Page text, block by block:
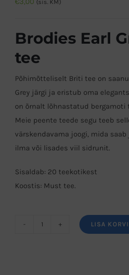
(sis. KM)
Brodies Earl
tee
Põhimõtteliselt Briti tee on
Grey järgi ja eristub oma
on õrnalt lõhnastatud bergamoti
Meie peente teede segu teeb
värskendavama joogi, mida
ilma või lisades viil sidrunit.
Sisaldab: 20 teekotikest
Koostis: Must tee.
LISA KORVI